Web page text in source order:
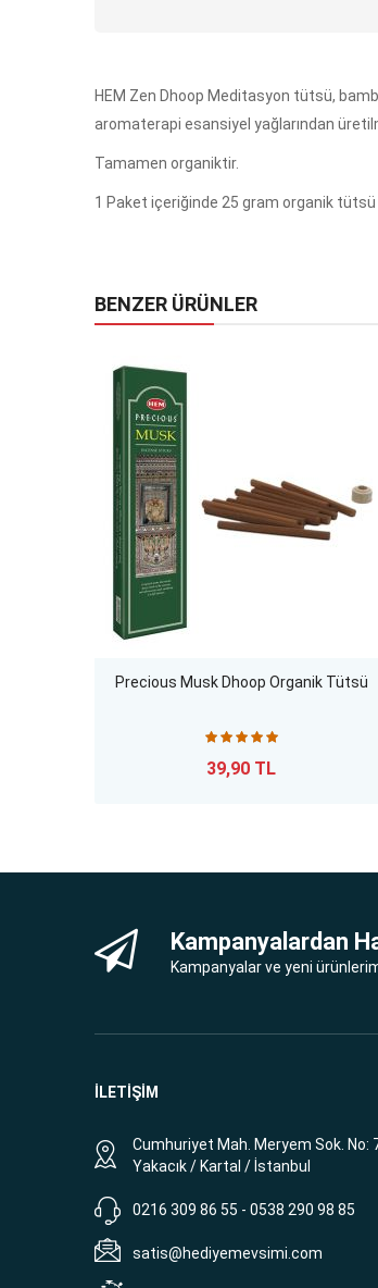
HEM Zen Dhoop Meditasyon tütsü,
aromaterapi esansiyel yağlarından
Tamamen organiktir.
1 Paket içeriğinde 25 gram organik tütsü
BENZER ÜRÜNLER
Precious Musk Dhoop Organik Tütsü
39,90 TL
Kampanyalardan
Kampanyalar ve yeni
İLETİŞİM
Cumhuriyet Mah. Meryem Sok. No:
Yakacık / Kartal / İstanbul
0216 309 86 55 - 0538 290 98 85
satis@hediyemevsimi.com